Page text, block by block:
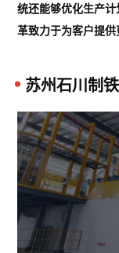
统还能够优化生产
革致力于为客户提供
苏州石川制